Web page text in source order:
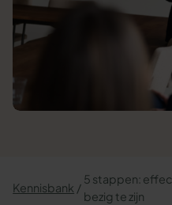
Kennisbank
5 stappen:
bezig te zijn